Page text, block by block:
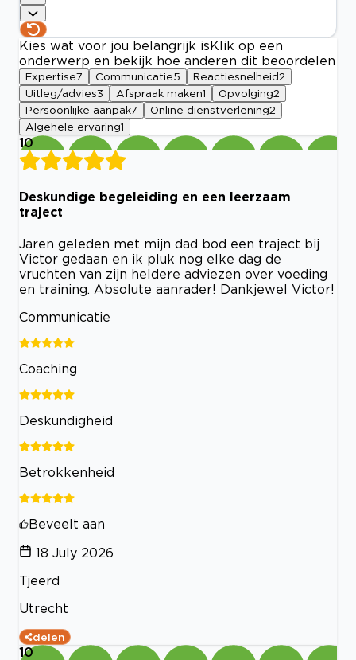
Kies wat voor jou belangrijk is Klik op een
onderwerp en bekijk hoe anderen dit beoordelen
Expertise7 Communicatie5 Reactiesnelheid2
Uitleg/advies3 Afspraak maken1 Opvolging2
Persoonlijke aanpak7 Online dienstverlening2
Algehele ervaring1
10
Deskundige begeleiding en een leerzaam
traject
Jaren geleden met mijn dad bod een traject bij
Victor gedaan en ik pluk nog elke dag de
vruchten van zijn heldere adviezen over voeding
en training. Absolute aanrader! Dankjewel Victor!
Communicatie
Coaching
Deskundigheid
Betrokkenheid
Beveelt aan
18 July 2026
Tjeerd
Utrecht
delen
10